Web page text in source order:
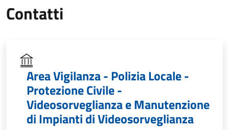
Contatti
Area Vigilanza - Polizia Locale -
Protezione Civile -
Videosorveglianza e Manutenzione
di Impianti di Videosorveglianza